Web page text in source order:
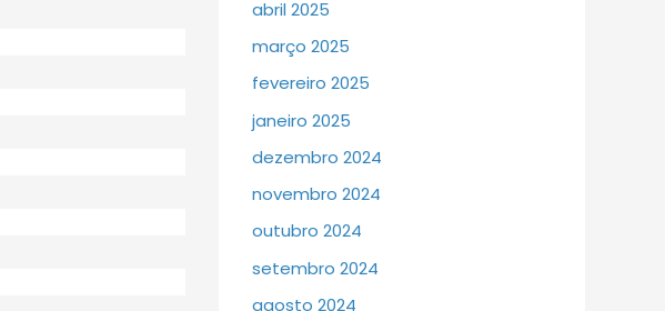
abril 2025
março 2025
fevereiro 2025
janeiro 2025
dezembro 2024
novembro 2024
outubro 2024
setembro 2024
agosto 2024